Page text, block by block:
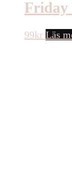
Friday
99kr Läs